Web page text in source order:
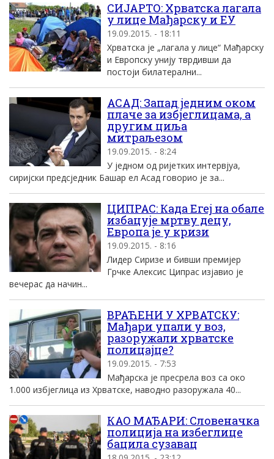
СИЈАРТО: Хрватска лагала
у лице Мађарску и ЕУ
19.09.2015. - 18:11
Хрватска је „лагала у лице“ Мађарску
и Европску унију тврдивши да
постоји билатерални...
АСАД: Запад једним оком
плаче за избјеглицама, а
другим циља
митраљезом
19.09.2015. - 8:24
У једном од ријетких интервјуа,
сиријски предсједник Башар ел Асад говорио је за...
ЦИПРАС: Када Егеј на обале
избацује мртву децу,
Европа је у кризи
19.09.2015. - 8:16
Лидер Сиризе и бивши премијер
Грчке Алексис Ципрас изјавио је
вечерас да начин...
ВРАЋЕНИ У ХРВАТСКУ:
Мађари упали у воз,
разоружали хрватске
полицајце?
19.09.2015. - 7:53
Мађарска је пресрела воз са око
1.000 избјеглица из Хрватске, наводно разоружала 40...
КАО МАЂАРИ: Словеначка
полициjа на избеглице
бацила сузавац